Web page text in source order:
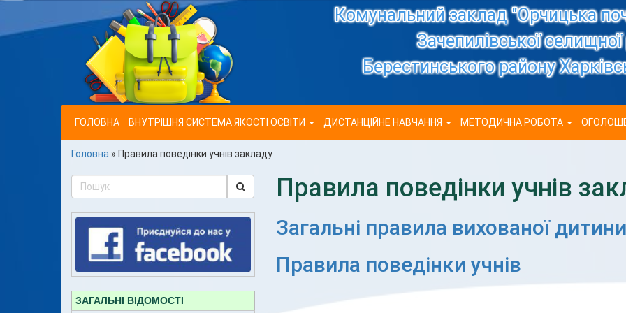
Комунальний заклад "Орчицька
Зачепилівської
Берестинського району
ГОЛОВНА ВНУТРІШНЯ СИСТЕМА ЯКОСТІ ОСВІТИ ДИСТАНЦІЙНЕ НАВЧАННЯ МЕТОДИЧНА РОБОТА
Головна » Правила поведінки учнів закладу
ЗАГАЛЬНІ ВІДОМОСТІ
Правила поведінки учнів
Загальні правила вихованої дитини
Правила поведінки учнів